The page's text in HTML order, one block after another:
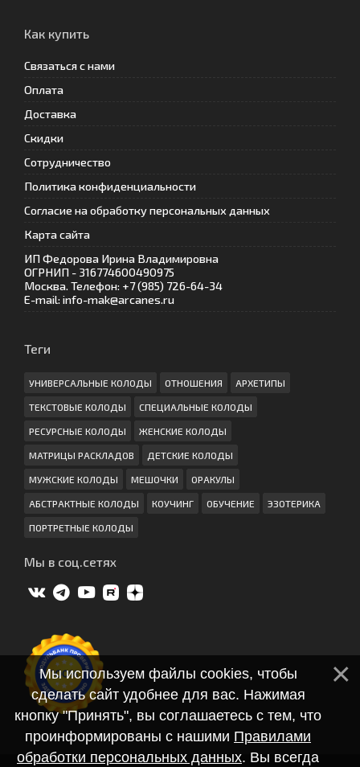
Как купить
Связаться с нами
Оплата
Доставка
Скидки
Сотрудничество
Политика конфиденциальности
Согласие на обработку персональных данных
Карта сайта
ИП Федорова Ирина Владимировна
ОГРНИП - 316774600490975
Москва. Телефон: +7 (985) 726-64-34
E-mail: info-mak@arcanes.ru
Теги
УНИВЕРСАЛЬНЫЕ КОЛОДЫ ОТНОШЕНИЯ АРХЕТИПЫ
ТЕКСТОВЫЕ КОЛОДЫ СПЕЦИАЛЬНЫЕ КОЛОДЫ
РЕСУРСНЫЕ КОЛОДЫ ЖЕНСКИЕ КОЛОДЫ
МАТРИЦЫ РАСКЛАДОВ ДЕТСКИЕ КОЛОДЫ
МУЖСКИЕ КОЛОДЫ МЕШОЧКИ ОРАКУЛЫ
АБСТРАКТНЫЕ КОЛОДЫ КОУЧИНГ ОБУЧЕНИЕ ЭЗОТЕРИКА
ПОРТРЕТНЫЕ КОЛОДЫ
Мы в соц.сетях
Мы используем файлы cookies, чтобы
сделать сайт удобнее для вас. Нажимая
кнопку "Принять", вы соглашаетесь с тем, что
проинформированы с нашими Правилами
обработки персональных данных. Вы всегда